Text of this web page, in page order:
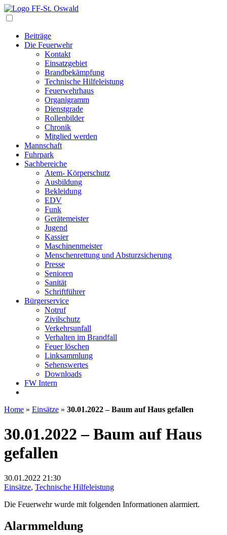
Beiträge
Die Feuerwehr
Kontakt
Einsatzgebiet
Brandbekämpfung
Technische Hilfeleistung
Feuerwehrhaus
Organigramm
Dienstgrade
Rollenbilder
Chronik
Mitglied werden
Mannschaft
Fuhrpark
Sachbereiche
Atem- Körperschutz
Ausbildung
Bekleidung
EDV
Funk
Gerätemeister
Jugend
Kassier
Maschinenmeister
Menschenrettung und Absturzsicherung
Presse
Senioren
Sanität
Schriftführer
Bürgerservice
Notruf
Zivilschutz
Verkehrsunfall
Verhalten im Brandfall
Feuer löschen
Linksammlung
Sehenswertes
Downloads
FW Intern
Home » Einsätze » 30.01.2022 – Baum auf Haus gefallen
30.01.2022 – Baum auf Haus
gefallen
30.01.2022 21:30
Einsätze, Technische Hilfeleistung
Die Feuerwehr wurde mit folgenden Informationen alarmiert.
Alarmmeldung